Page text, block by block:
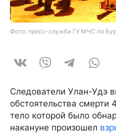
Фото: пресс-служба ГУ МЧС по
Следователи Улан-Удэ
обстоятельства
тело которой было
накануне произошел